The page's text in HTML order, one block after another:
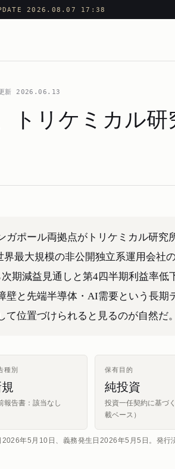
2026.08.07 17:38
新 2026.06.13
トリケミカル研
ガポール両拠点がトリケミカル研究
最大規模の非公開独立系運用会社
期減益見通しと第4四半期利益率低
壁と先端半導体・AI需要という長期
位置づけられると見るのが自然だ。
種別
報告書：該当なし
保有目的
純投資
投資一任契約に基づ
載ベース）
年5月10日、義務発生日2026年5月5日。発行